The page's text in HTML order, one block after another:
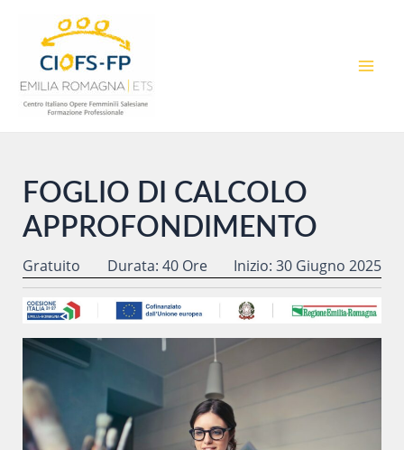
contenuto
FOGLIO DI CALCOLO
APPROFONDIMENTO
Gratuito Durata: 40 Ore Inizio: 30 Giugno 2025